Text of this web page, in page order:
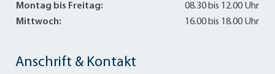
Anschrift & Kontakt
Montag bis Freitag:
08.30 bis 12.00 Uhr
Mittwoch:
16.00 bis 18.00 Uhr